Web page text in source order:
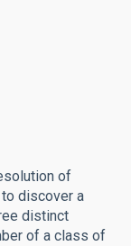
of
discover a
distinct
of a class of